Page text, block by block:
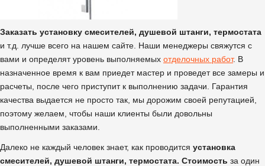
Заказать установку смесителей, душевой штанги, термостата
и т.д. лучше всего на нашем сайте. Наши менеджеры свяжутся с
вами и определят уровень выполняемых отделочных работ. В
назначенное время к вам приедет мастер и проведет все замеры и
расчеты, после чего приступит к выполнению задачи. Гарантия
качества выдается не просто так, мы дорожим своей репутацией,
поэтому желаем, чтобы наши клиенты были довольны
выполненными заказами.
Далеко не каждый человек знает, как проводится установка
смесителей, душевой штанги, термостата. Стоимость за один